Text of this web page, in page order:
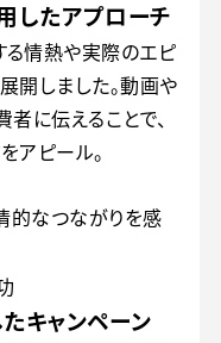
したアプローチ
る情熱や実際のエピ
開しました。動画や
者に伝えることで、
アピール。
的なつながりを感
キャンペーン